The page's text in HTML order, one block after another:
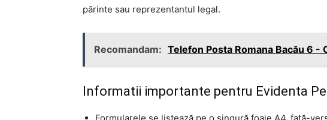
părinte sau reprezentantul legal.
Recomandam: Telefon Posta Romana Bacău 6 -
Informatii importante pentru Evidenta